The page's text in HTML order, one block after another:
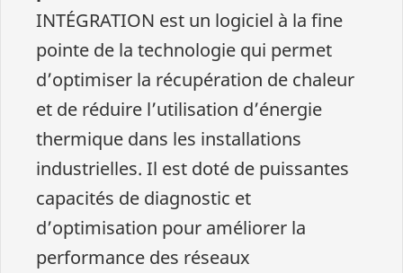
INTÉGRATION est un logiciel à la fine
pointe de la technologie qui permet
d’optimiser la récupération de chaleur
et de réduire l’utilisation d’énergie
thermique dans les installations
industrielles. Il est doté de puissantes
capacités de diagnostic et
d’optimisation pour améliorer la
performance des réseaux